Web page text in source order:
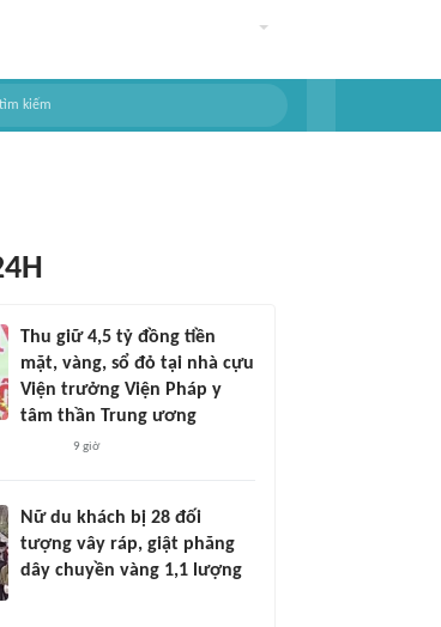
Thu giữ 4,5 tỷ đồng tiền
mặt, vàng, sổ đỏ tại nhà cựu
Viện trưởng Viện Pháp y
tâm thần Trung ương
9 giờ
Nữ du khách bị 28 đối
tượng vây ráp, giật phăng
dây chuyền vàng 1,1 lượng